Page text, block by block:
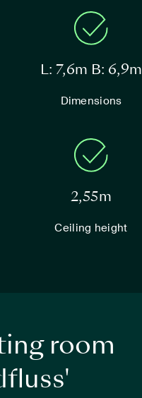
L: 7,6m B: 6,9m
Dimensions
2,55m
Ceiling height
room